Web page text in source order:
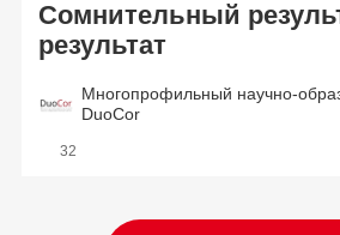
Сомнительный
результат
Многопрофильный научно-
DuoCor
32